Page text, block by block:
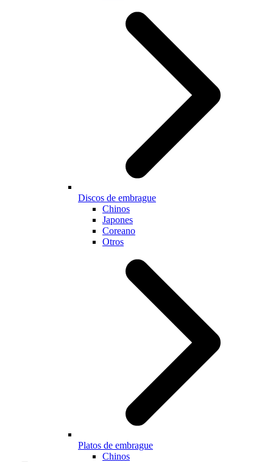
Discos de embrague
Chinos
Japones
Coreano
Otros
Platos de embrague
Chinos